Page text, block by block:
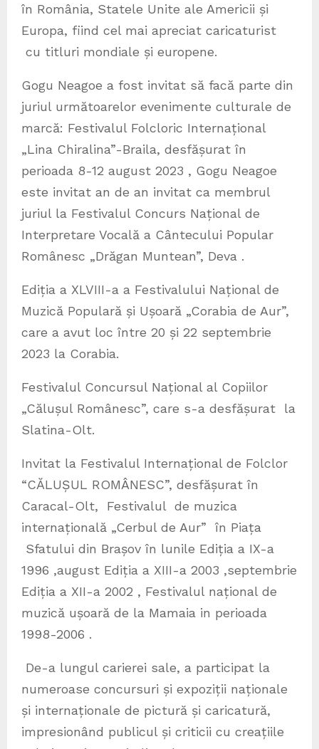
în România, Statele Unite ale Americii și
Europa, fiind cel mai apreciat caricaturist
cu titluri mondiale și europene.
Gogu Neagoe a fost invitat să facă parte din
juriul următoarelor evenimente culturale de
marcă: Festivalul Folcloric Internațional
„Lina Chiralina”-Braila, desfășurat în
perioada 8-12 august 2023 , Gogu Neagoe
este invitat an de an invitat ca membrul
juriul la Festivalul Concurs Național de
Interpretare Vocală a Cântecului Popular
Românesc „Drăgan Muntean”, Deva .
Ediția a XLVIII-a a Festivalului Național de
Muzică Populară și Ușoară „Corabia de Aur”,
care a avut loc între 20 și 22 septembrie
2023 la Corabia.
Festivalul Concursul Național al Copiilor
„Călușul Românesc”, care s-a desfășurat la
Slatina-Olt.
Invitat la Festivalul Internațional de Folclor
“CĂLUȘUL ROMÂNESC”, desfășurat în
Caracal-Olt, Festivalul de muzica
internațională „Cerbul de Aur” în Piața
Sfatului din Brașov în lunile Ediția a IX-a
1996 ,august Ediția a XIII-a 2003 ,septembrie
Ediția a XII-a 2002 , Festivalul național de
muzică ușoară de la Mamaia in perioada
1998-2006 .
De-a lungul carierei sale, a participat la
numeroase concursuri și expoziții naționale
și internaționale de pictură și caricatură,
impresionând publicul și criticii cu creațiile